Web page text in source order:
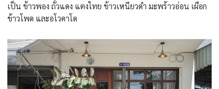
เป็น ข้าวพอง ถั่วแดง แตงไทย ข้าวเหนียวดำ มะพร้าวอ่อน เผือก
ข้าวโพด และอโวคาโด